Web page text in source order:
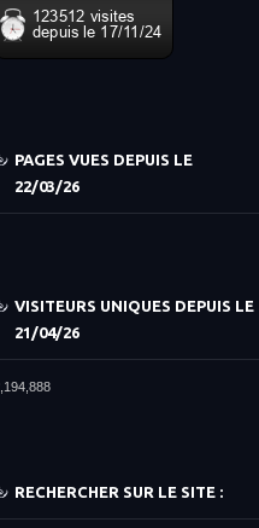
PAGES VUES DEPUIS LE
22/03/26
VISITEURS UNIQUES DEPUIS LE
21/04/26
RECHERCHER SUR LE SITE :